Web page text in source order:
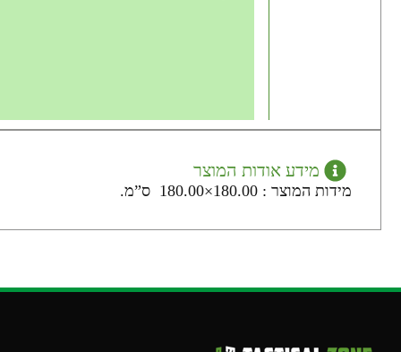
מידע אודות המוצר
מידות המוצר : 180.00×180.00 ס”מ.